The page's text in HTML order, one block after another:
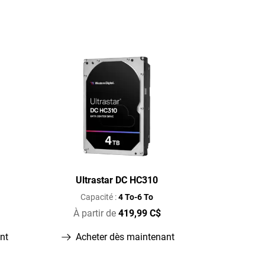
Ultrastar DC HC310
Capacité :4 To-6 To
À partir de 419,99 C$
Acheter dès maintenant